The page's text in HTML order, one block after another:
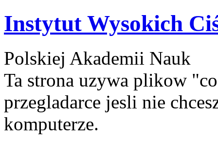
Instytut Wysokich
Polskiej Akademii Nauk
Ta strona uzywa plikow
przegladarce jesli nie
komputerze.